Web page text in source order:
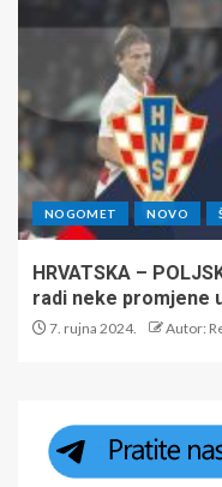
NOGOMET NOVO
HRVATSKA –
radi neke promjene
7. rujna 2024. Autor: